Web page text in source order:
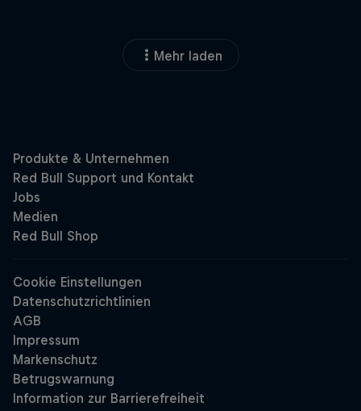
Mehr laden